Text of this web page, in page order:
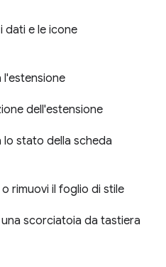
dati e le icone
l'estensione
dell'estensione
lo stato della scheda
rimuovi il foglio di stile
scorciatoia da tastiera